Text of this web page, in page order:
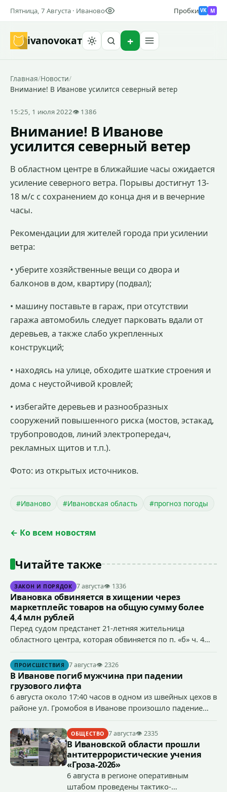
Пятница, 7 Августа · Иваново Пробки VK M
ivanovoкат
Главная/Новости/
Внимание! В Иванове усилится северный ветер
15:25, 1 июля 2022👁 1386
Внимание! В Иванове
усилится северный ветер
В областном центре в ближайшие часы ожидается
усиление северного ветра. Порывы достигнут 13-
18 м/с с сохранением до конца дня и в вечерние
часы.
Рекомендации для жителей города при усилении
ветра:
• уберите хозяйственные вещи со двора и
балконов в дом, квартиру (подвал);
• машину поставьте в гараж, при отсутствии
гаража автомобиль следует парковать вдали от
деревьев, а также слабо укрепленных
конструкций;
• находясь на улице, обходите шаткие строения и
дома с неустойчивой кровлей;
• избегайте деревьев и разнообразных
сооружений повышенного риска (мостов, эстакад,
трубопроводов, линий электропередач,
рекламных щитов и т.п.).
Фото: из открытых источников.
#Иваново #Ивановская область #прогноз погоды
← Ко всем новостям
Читайте также
ЗАКОН И ПОРЯДОК 7 августа👁 1336
Ивановка обвиняется в хищении через
маркетплейс товаров на общую сумму более
4,4 млн рублей
Перед судом предстанет 21-летняя жительница
областного центра, которая обвиняется по п. «б» ч. 4
сумму более 4,4 млн рублей через маркетплейс.
ПРОИСШЕСТВИЯ 7 августа👁 2326
В Иванове погиб мужчина при падении
грузового лифта
6 августа около 17:40 часов в одном из швейных цехов в
районе ул. Громобоя в Иванове произошло падение
ОБЩЕСТВО 7 августа👁 2335
В Ивановской области прошли
антитеррористические учения
«Гроза-2026»
6 августа в регионе оперативным
штабом проведены тактико-